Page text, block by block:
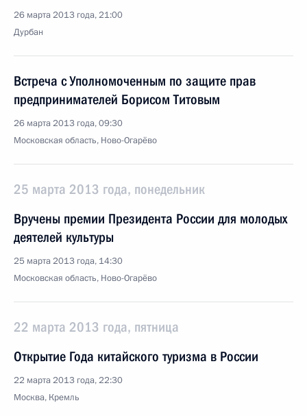
26 марта 2013 года, 21:00
Дурбан
Встреча с Уполномоченным по защите прав
предпринимателей Борисом Титовым
26 марта 2013 года, 09:30
Московская область, Ново-Огарёво
25 марта 2013 года, понедельник
Вручены премии Президента России для молодых
деятелей культуры
25 марта 2013 года, 14:30
Московская область, Ново-Огарёво
22 марта 2013 года, пятница
Открытие Года китайского туризма в России
22 марта 2013 года, 22:30
Москва, Кремль